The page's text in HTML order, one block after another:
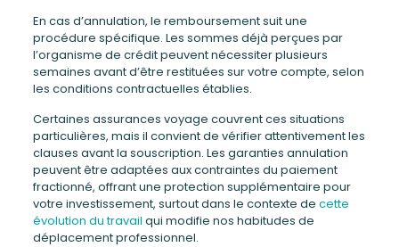
En cas d’annulation, le remboursement suit une
procédure spécifique. Les sommes déjà perçues par
l’organisme de crédit peuvent nécessiter plusieurs
semaines avant d’être restituées sur votre compte, selon
les conditions contractuelles établies.
Certaines assurances voyage couvrent ces situations
particulières, mais il convient de vérifier attentivement les
clauses avant la souscription. Les garanties annulation
peuvent être adaptées aux contraintes du paiement
fractionné, offrant une protection supplémentaire pour
votre investissement, surtout dans le contexte de cette
évolution du travail qui modifie nos habitudes de
déplacement professionnel.